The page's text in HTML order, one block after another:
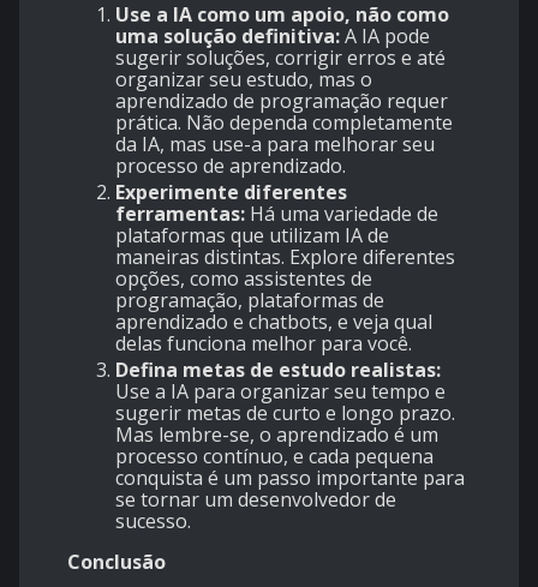
Use a IA como um apoio, não como
uma solução definitiva:A IA pode
sugerir soluções, corrigir erros e até
organizar seu estudo, mas o
aprendizado de programação requer
prática. Não dependa completamente
da IA, mas use-a para melhorar seu
processo de aprendizado.
Experimente diferentes
ferramentas: Há uma variedade de
plataformas que utilizam IA de
maneiras distintas. Explore diferentes
opções, como assistentes de
programação, plataformas de
aprendizado e chatbots, e veja qual
delas funciona melhor para você.
Defina metas de estudo realistas:
Use a IA para organizar seu tempo e
sugerir metas de curto e longo prazo.
Mas lembre-se, o aprendizado é um
processo contínuo, e cada pequena
conquista é um passo importante para
se tornar um desenvolvedor de
sucesso.
Conclusão